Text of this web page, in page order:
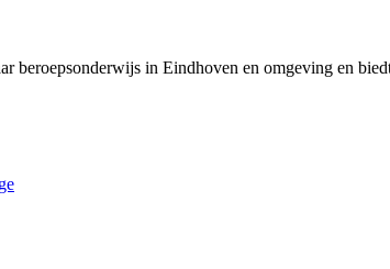
beroepsonderwijs in Eindhoven en omgeving en